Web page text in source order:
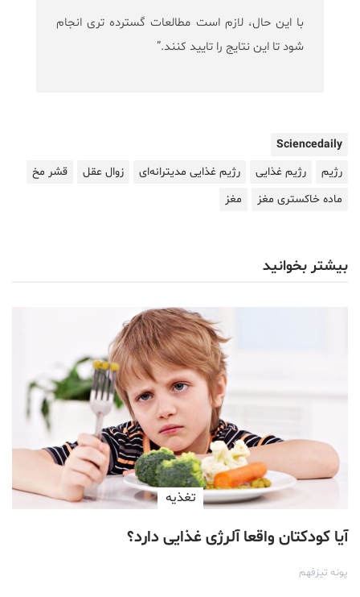
با این حال، لازم است مطالعات گسترده تری انجام
شود تا این نتایج را تایید کنند.”
Sciencedaily
رژیم
رژیم غذایی رژیم غذایی مدیترانه‌ای زوال عقل
قشر مخ
ماده‌ خاکستری مغز
مغز
بیشتر بخوانید
تغذیه
آیا کودکتان واقعا آلرژی غذایی دارد؟
پونه تیزفهم